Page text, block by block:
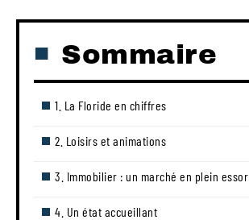
Sommaire
1. La Floride en chiffres
2. Loisirs et animations
3. Immobilier : un marché en plein essor
4. Un état accueillant